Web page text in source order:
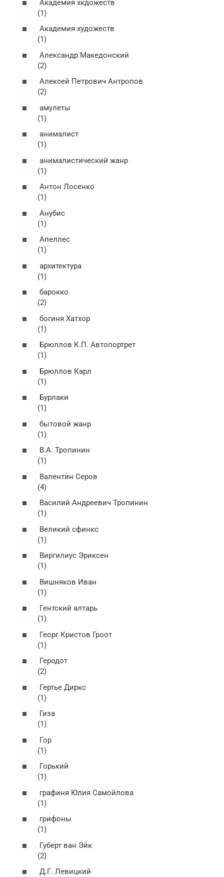
Академия хкдожеств
(1)
Академия художеств
(1)
Александр Македонский
(2)
Алексей Петрович Антропов
(2)
амулеты
(1)
анималист
(1)
анималистический жанр
(1)
Антон Лосенко
(1)
Анубис
(1)
Апеллес
(1)
архитектура
(1)
барокко
(2)
богиня Хатхор
(1)
Брюллов К.П. Автопортрет
(1)
Брюллов Карл
(1)
Бурлаки
(1)
бытовой жанр
(1)
В.А. Тропинин
(1)
Валентин Серов
(4)
Василий Андреевич Тропинин
(1)
Великий сфинкс
(1)
Виргилиус Эриксен
(1)
Вишняков Иван
(1)
Гентский алтарь
(1)
Георг Кристов Гроот
(1)
Геродот
(2)
Гертье Диркс
(1)
Гиза
(1)
Гор
(1)
Горький
(1)
графиня Юлия Самойлова
(1)
грифоны
(1)
Губерт ван Эйк
(2)
Д.Г. Левицкий